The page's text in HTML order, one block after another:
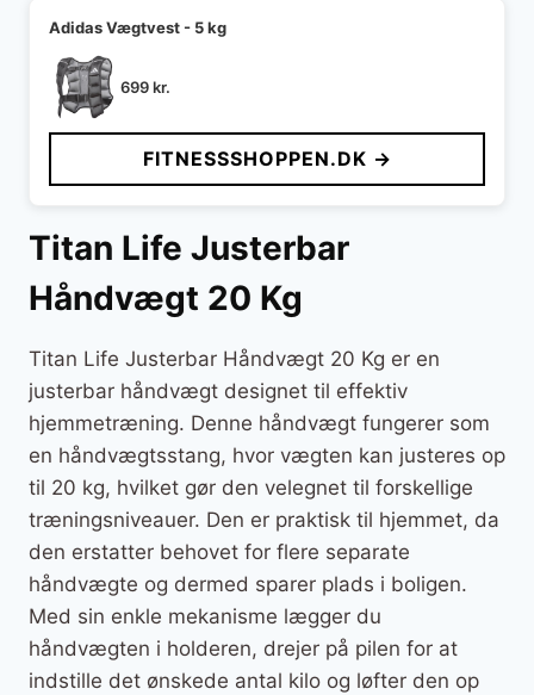
Adidas Vægtvest - 5 kg
699kr.
FITNESSSHOPPEN.DK →
Titan Life Justerbar
Håndvægt 20 Kg
Titan Life Justerbar Håndvægt 20 Kg er en
justerbar håndvægt designet til effektiv
hjemmetræning. Denne håndvægt fungerer som
en håndvægtsstang, hvor vægten kan justeres op
til 20 kg, hvilket gør den velegnet til forskellige
træningsniveauer. Den er praktisk til hjemmet, da
den erstatter behovet for flere separate
håndvægte og dermed sparer plads i boligen.
Med sin enkle mekanisme lægger du
håndvægten i holderen, drejer på pilen for at
indstille det ønskede antal kilo og løfter den op